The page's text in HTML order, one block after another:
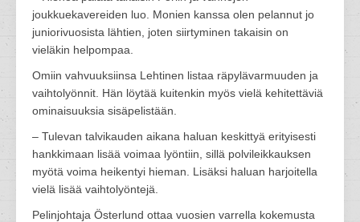
joukkuekavereiden luo. Monien kanssa olen pelannut jo
juniorivuosista lähtien, joten siirtyminen takaisin on
vieläkin helpompaa.
Omiin vahvuuksiinsa Lehtinen listaa räpylävarmuuden ja
vaihtolyönnit. Hän löytää kuitenkin myös vielä kehitettäviä
ominaisuuksia sisäpelistään.
– Tulevan talvikauden aikana haluan keskittyä erityisesti
hankkimaan lisää voimaa lyöntiin, sillä polvileikkauksen
myötä voima heikentyi hieman. Lisäksi haluan harjoitella
vielä lisää vaihtolyöntejä.
Pelinjohtaja Österlund ottaa vuosien varrella kokemusta